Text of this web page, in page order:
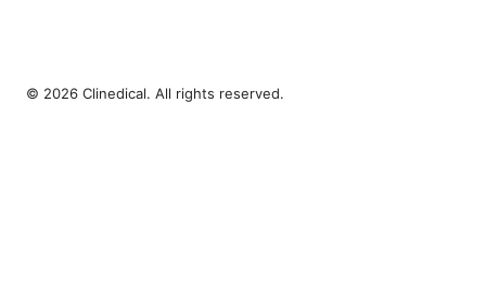
© 2026 Clinedical. All rights reserved.